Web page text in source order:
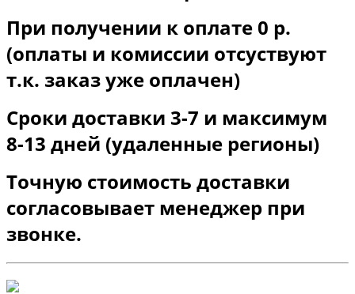
При получении к оплате 0 р.
(оплаты и комиссии отсуствуют
т.к. заказ уже оплачен)
Сроки доставки 3-7 и максимум
8-13 дней (удаленные регионы)
Точную стоимость доставки
согласовывает менеджер при
звонке.